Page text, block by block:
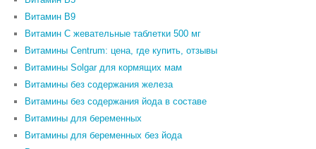
Витамин В9
Витамин С жевательные таблетки 500 мг
Витамины Centrum: цена, где купить, отзывы
Витамины Solgar для кормящих мам
Витамины без содержания железа
Витамины без содержания йода в составе
Витамины для беременных
Витамины для беременных без йода